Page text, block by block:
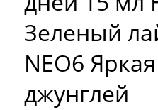
Зеленый
NEO6
джунглей